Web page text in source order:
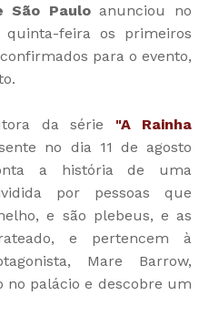
São Pauloanunciou no
feira os primeiros
para o evento,
da série "A Rainha
no dia 11 de agosto
a história de uma
por pessoas que
e são plebeus, e as
e pertencem à
Mare Barrow,
no palácio e descobre um